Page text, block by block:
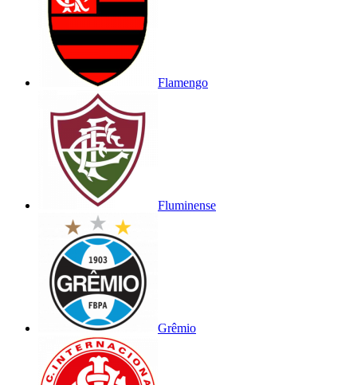
Flamengo
Fluminense
Grêmio